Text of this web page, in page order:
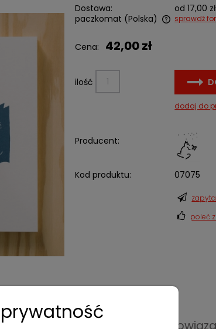
Dostawa:
od 17,00 zł
paczkomat (Polska)
Cena nie zawiera ewentualnych
sprawdź
Cena: 42,00 zł
ilość
dodaj do
Producent:
Kod produktu: 07075
poleć
dostawy Produkty